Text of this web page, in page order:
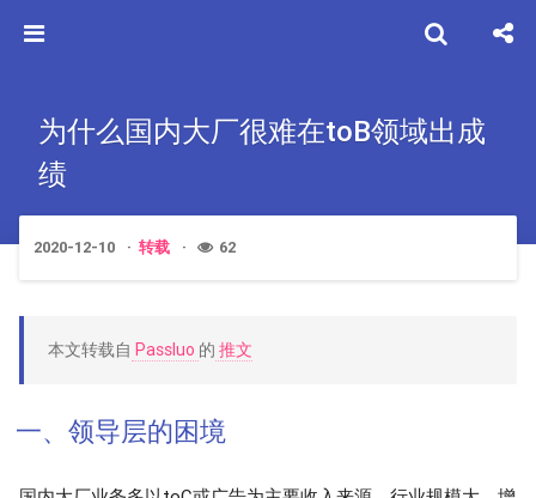
为什么国内大厂很难在toB领域出成
绩
2020-12-10 转载 62
本文转载自 Passluo 的 推文
一、领导层的困境